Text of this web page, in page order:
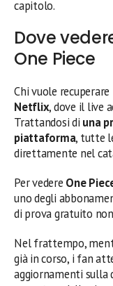
capitolo.
Dove
One Piece
Chi vuole
Netflix, dove il live
Trattandosi di una
piattaforma, tutte
direttamente nel
Per vedere One
uno degli
di prova gratuito
Nel frattempo,
già in corso, i fan
aggiornamenti sulla